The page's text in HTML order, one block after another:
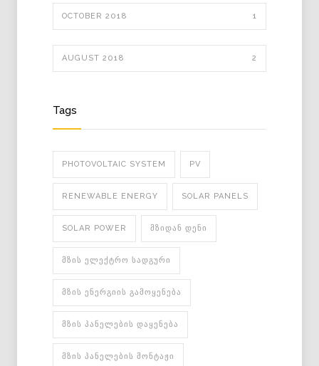
OCTOBER 2018 1
AUGUST 2018 2
Tags
PHOTOVOLTAIC SYSTEM PV
RENEWABLE ENERGY SOLAR PANELS
SOLAR POWER ᲛᲖᲘᲓᲐᲜ ᲓᲔᲜᲘ
ᲛᲖᲘᲡ ᲔᲚᲔᲥᲢᲠᲝ ᲡᲐᲓᲒᲣᲠᲘ
ᲛᲖᲘᲡ ᲔᲜᲔᲠᲒᲘᲘᲡ ᲒᲐᲛᲝᲧᲔᲜᲔᲑᲐ
ᲛᲖᲘᲡ ᲞᲐᲜᲔᲚᲔᲑᲘᲡ ᲓᲐᲧᲔᲜᲔᲑᲐ
ᲛᲖᲘᲡ ᲞᲐᲜᲔᲚᲔᲑᲘᲡ ᲛᲝᲜᲢᲐᲟᲘ